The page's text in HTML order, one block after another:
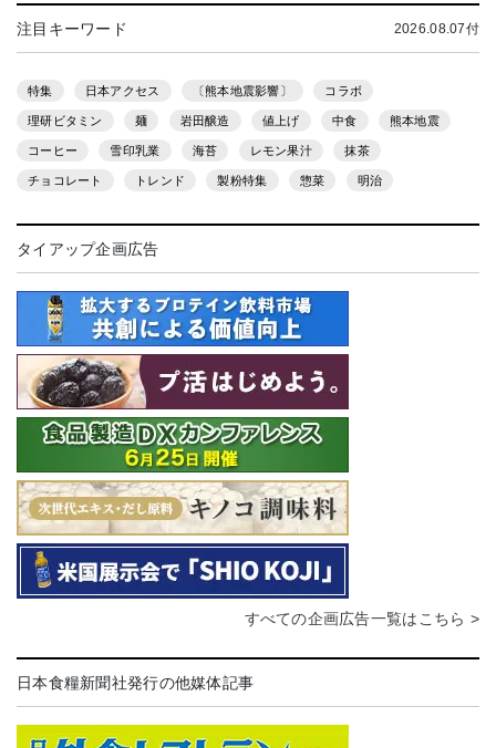
注目キーワード 2026.08.07付
特集 日本アクセス 〔熊本地震影響〕 コラボ
理研ビタミン 麺 岩田醸造 値上げ 中食 熊本地震
コーヒー 雪印乳業 海苔 レモン果汁 抹茶
チョコレート トレンド 製粉特集 惣菜 明治
タイアップ企画広告
すべての企画広告一覧はこちら >
日本食糧新聞社発行の他媒体記事